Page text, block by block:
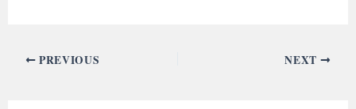
PREVIOUS NEXT